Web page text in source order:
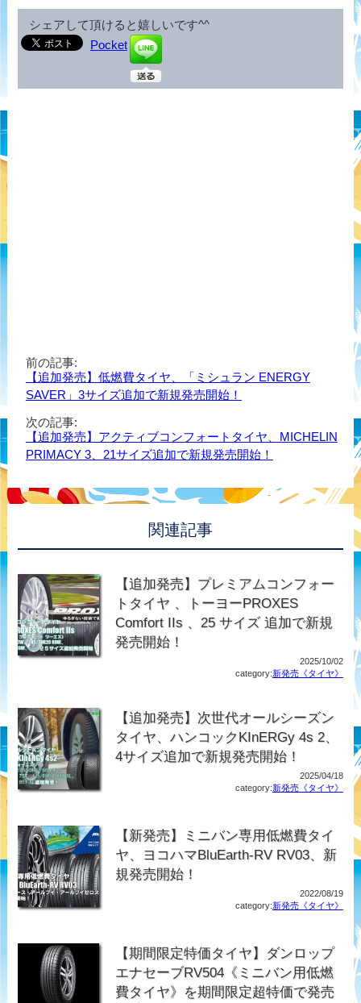
シェアして頂けると嬉しいです^^
Pocket
前の記事:
【追加発売】低燃費タイヤ、「ミシュラン ENERGY
SAVER」3サイズ追加で新規発売開始！
次の記事:
【追加発売】アクティブコンフォートタイヤ、MICHELIN
PRIMACY 3、21サイズ追加で新規発売開始！
関連記事
【追加発売】プレミアムコンフォー
トタイヤ 、トーヨーPROXES
Comfort IIs 、25 サイズ 追加で新規
発売開始！
2025/10/02
category:新発売《タイヤ》
【追加発売】次世代オールシーズン
タイヤ、ハンコックKInERGy 4s 2、
4サイズ追加で新規発売開始！
2025/04/18
category:新発売《タイヤ》
【新発売】ミニバン専用低燃費タイ
ヤ、ヨコハマBluEarth-RV RV03、新
規発売開始！
2022/08/19
category:新発売《タイヤ》
【期間限定特価タイヤ】ダンロップ
エナセーブRV504《ミニバン用低燃
費タイヤ》を期間限定超特価で発売